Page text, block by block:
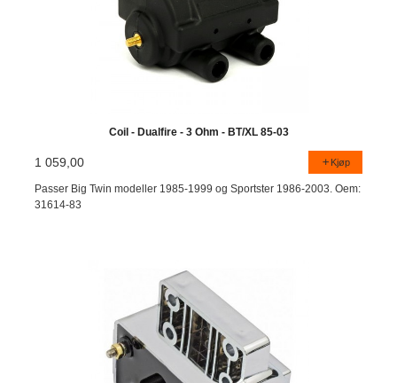
Coil - Dualfire - 3 Ohm - BT/XL 85-03
1 059,00 Kjøp
Passer Big Twin modeller 1985-1999 og Sportster 1986-2003. Oem:
31614-83